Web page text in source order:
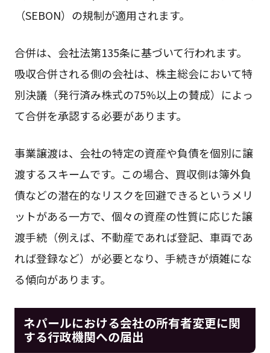
（SEBON）の規制が適用されます。
合併は、会社法第135条に基づいて行われます。
吸収合併される側の会社は、株主総会において特
別決議（発行済み株式の75%以上の賛成）によっ
て合併を承認する必要があります。
事業譲渡は、会社の特定の資産や負債を個別に譲
渡するスキームです。この場合、買収側は簿外負
債などの潜在的なリスクを回避できるというメリ
ットがある一方で、個々の資産の性質に応じた譲
渡手続（例えば、不動産であれば登記、車両であ
れば登録など）が必要となり、手続きが煩雑にな
る傾向があります。
ネパールにおける会社の所有者変更に関
する行政機関への届出